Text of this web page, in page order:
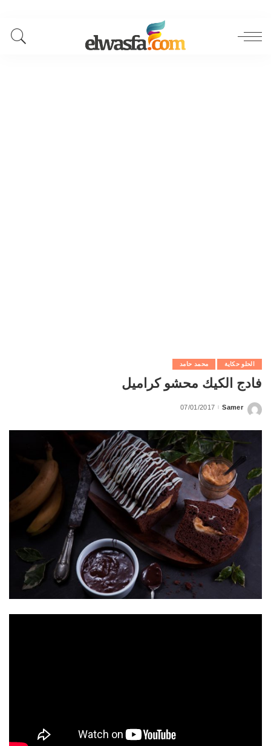
الحلو حكاية محمد حامد
فادج الكيك محشو كراميل
Posted
Samer
07/01/2017